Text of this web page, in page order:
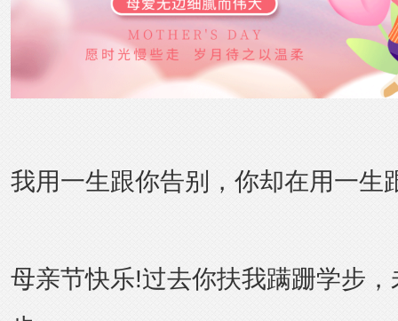
我用一生跟你告别，你却在用一生
母亲节快乐!过去你扶我蹒跚学步